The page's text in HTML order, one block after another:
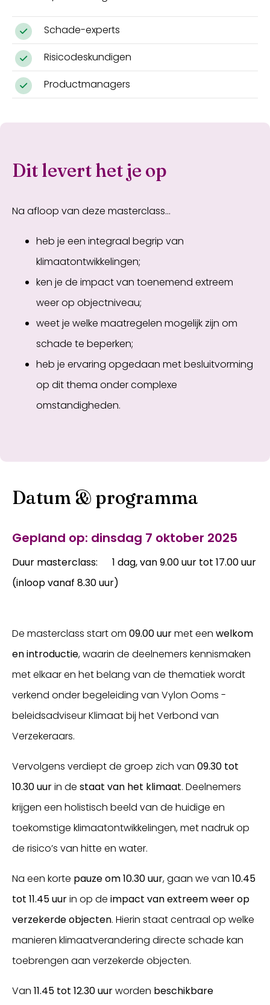
Schade-experts
Risicodeskundigen
Productmanagers
Dit levert het je op
Na afloop van deze masterclass...
heb je een integraal begrip van
klimaatontwikkelingen;
ken je de impact van toenemend extreem
weer op objectniveau;
weet je welke maatregelen mogelijk zijn om
schade te beperken;
heb je ervaring opgedaan met besluitvorming
op dit thema onder complexe
omstandigheden.
Datum & programma
Gepland op: dinsdag 7 oktober 2025
Duur masterclass: 1 dag, van 9.00 uur tot 17.00 uur
(inloop vanaf 8.30 uur)
De masterclass start om 09.00 uurmet een welkom
en introductie, waarin de deelnemers kennismaken
met elkaar en het belang van de thematiek wordt
verkend onder begeleiding van Vylon Ooms -
beleidsadviseur Klimaat bij het Verbond van
Verzekeraars.
Vervolgens verdiept de groep zich van 09.30 tot
10.30 uurin de staat van het klimaat. Deelnemers
krijgen een holistisch beeld van de huidige en
toekomstige klimaatontwikkelingen, met nadruk op
de risico’s van hitte en water.
Na een korte pauze om 10.30 uur, gaan we van 10.45
tot 11.45 uurin op de impact van extreem weer op
verzekerde objecten. Hierin staat centraal op welke
manieren klimaatverandering directe schade kan
toebrengen aan verzekerde objecten.
Van 11.45 tot 12.30 uurworden beschikbare